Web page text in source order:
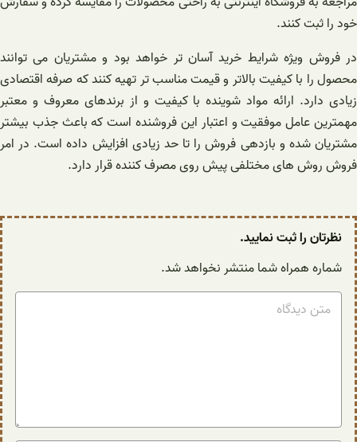
خود را ثبت کنند.‌
در فروش ویژه شرایط خرید آسان تر خواهد بود و مشتریان می توانند
محصول را با کیفیت بالاتر و قیمت مناسب تر تهیه کنند که صرفه اقتصادی
زیادی دارد. ارائه مواد شوینده با کیفیت و از برندهای معروف و معتبر
مهمترین عامل موفقیت و اعتبار این فروشنده است که باعث جذب بیشتر
مشتریان شده و بازدهی فروش را تا حد زیادی افزایش داده است. در امر
فروش روش های مختلفی پیش روی مصرف کننده قرار دارد.
نظرتان را ثبت نمایید.
شماره همراه شما منتشر نخواهد شد.